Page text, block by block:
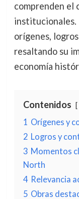
comprenden el
institucionales.
orígenes,
resaltando su
economía
Contenidos
1 Orígenes y
2 Logros y
3 Momentos
North
4 Relevancia
5 Obras